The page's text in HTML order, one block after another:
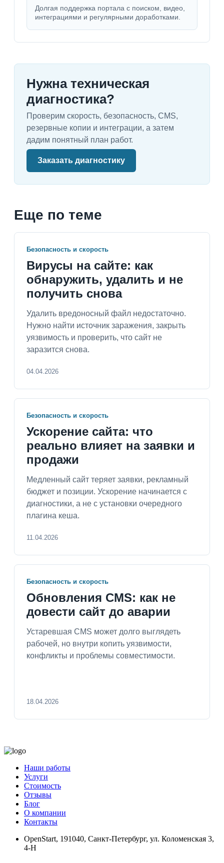
Долгая поддержка портала с поиском, видео,
интеграциями и регулярными доработками.
Нужна техническая
диагностика?
Проверим скорость, безопасность, CMS,
резервные копии и интеграции, а затем
дадим понятный план работ.
Заказать диагностику
Еще по теме
Безопасность и скорость
Вирусы на сайте: как
обнаружить, удалить и не
получить снова
Удалить вредоносный файл недостаточно.
Нужно найти источник заражения, закрыть
уязвимость и проверить, что сайт не
заразится снова.
04.04.2026
Безопасность и скорость
Ускорение сайта: что
реально влияет на заявки и
продажи
Медленный сайт теряет заявки, рекламный
бюджет и позиции. Ускорение начинается с
диагностики, а не с установки очередного
плагина кеша.
11.04.2026
Безопасность и скорость
Обновления CMS: как не
довести сайт до аварии
Устаревшая CMS может долго выглядеть
рабочей, но внутри копить уязвимости,
конфликты и проблемы совместимости.
18.04.2026
Наши работы
Услуги
Стоимость
Отзывы
Блог
О компании
Контакты
OpenStart, 191040, Санкт-Петербург, ул. Коломенская 3,
4-Н